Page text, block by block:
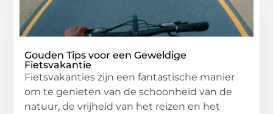
Gouden Tips voor een Geweldige
Fietsvakantie
Fietsvakanties zijn een fantastische manier
om te genieten van de schoonheid van de
natuur, de vrijheid van het reizen en het